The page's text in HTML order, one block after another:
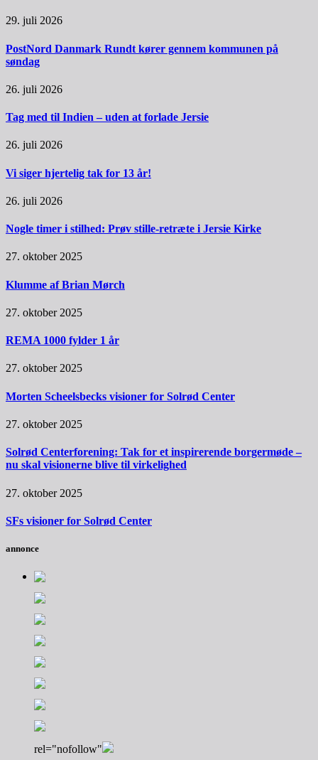
29. juli 2026
PostNord Danmark Rundt kører gennem kommunen på
søndag
26. juli 2026
Tag med til Indien – uden at forlade Jersie
26. juli 2026
Vi siger hjertelig tak for 13 år!
26. juli 2026
Nogle timer i stilhed: Prøv stille-retræte i Jersie Kirke
27. oktober 2025
Klumme af Brian Mørch
27. oktober 2025
REMA 1000 fylder 1 år
27. oktober 2025
Morten Scheelsbecks visioner for Solrød Center
27. oktober 2025
Solrød Centerforening: Tak for et inspirerende borgermøde –
nu skal visionerne blive til virkelighed
27. oktober 2025
SFs visioner for Solrød Center
annonce
rel="nofollow"